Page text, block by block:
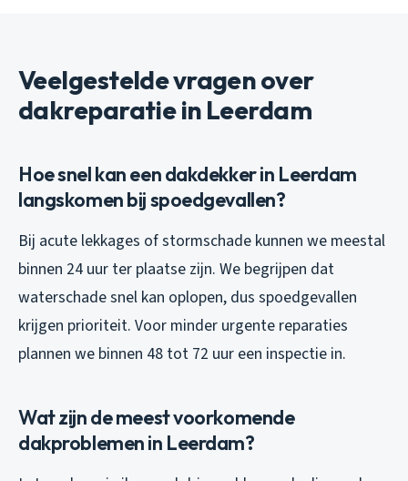
Veelgestelde vragen over
dakreparatie in Leerdam
Hoe snel kan een dakdekker in Leerdam
langskomen bij spoedgevallen?
Bij acute lekkages of stormschade kunnen we meestal
binnen 24 uur ter plaatse zijn. We begrijpen dat
waterschade snel kan oplopen, dus spoedgevallen
krijgen prioriteit. Voor minder urgente reparaties
plannen we binnen 48 tot 72 uur een inspectie in.
Wat zijn de meest voorkomende
dakproblemen in Leerdam?